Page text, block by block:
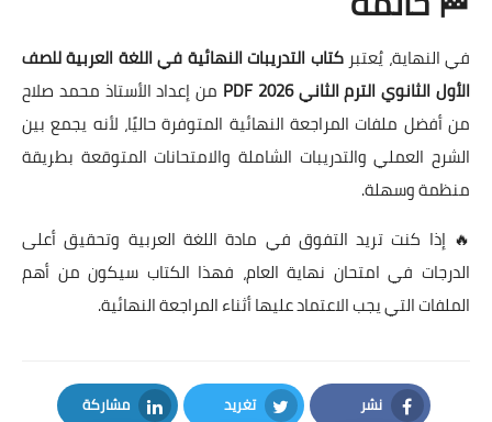
في النهاية، يُعتبركتاب التدريبات النهائية في اللغة العربية للصف
الأول الثانوي الترم الثاني 2026 PDF
من إعداد الأستاذ محمد صلاح
من أفضل ملفات المراجعة النهائية المتوفرة حاليًا، لأنه يجمع بين
الشرح العملي والتدريبات الشاملة والامتحانات المتوقعة بطريقة
منظمة وسهلة.
🔥 إذا كنت تريد التفوق في مادة اللغة العربية وتحقيق أعلى
الدرجات في امتحان نهاية العام، فهذا الكتاب سيكون من أهم
الملفات التي يجب الاعتماد عليها أثناء المراجعة النهائية.
نشر تغريد مشاركة